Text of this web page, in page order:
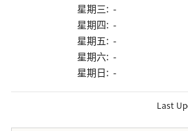
星期三: -
星期四: -
星期五: -
星期六: -
星期日: -
Last